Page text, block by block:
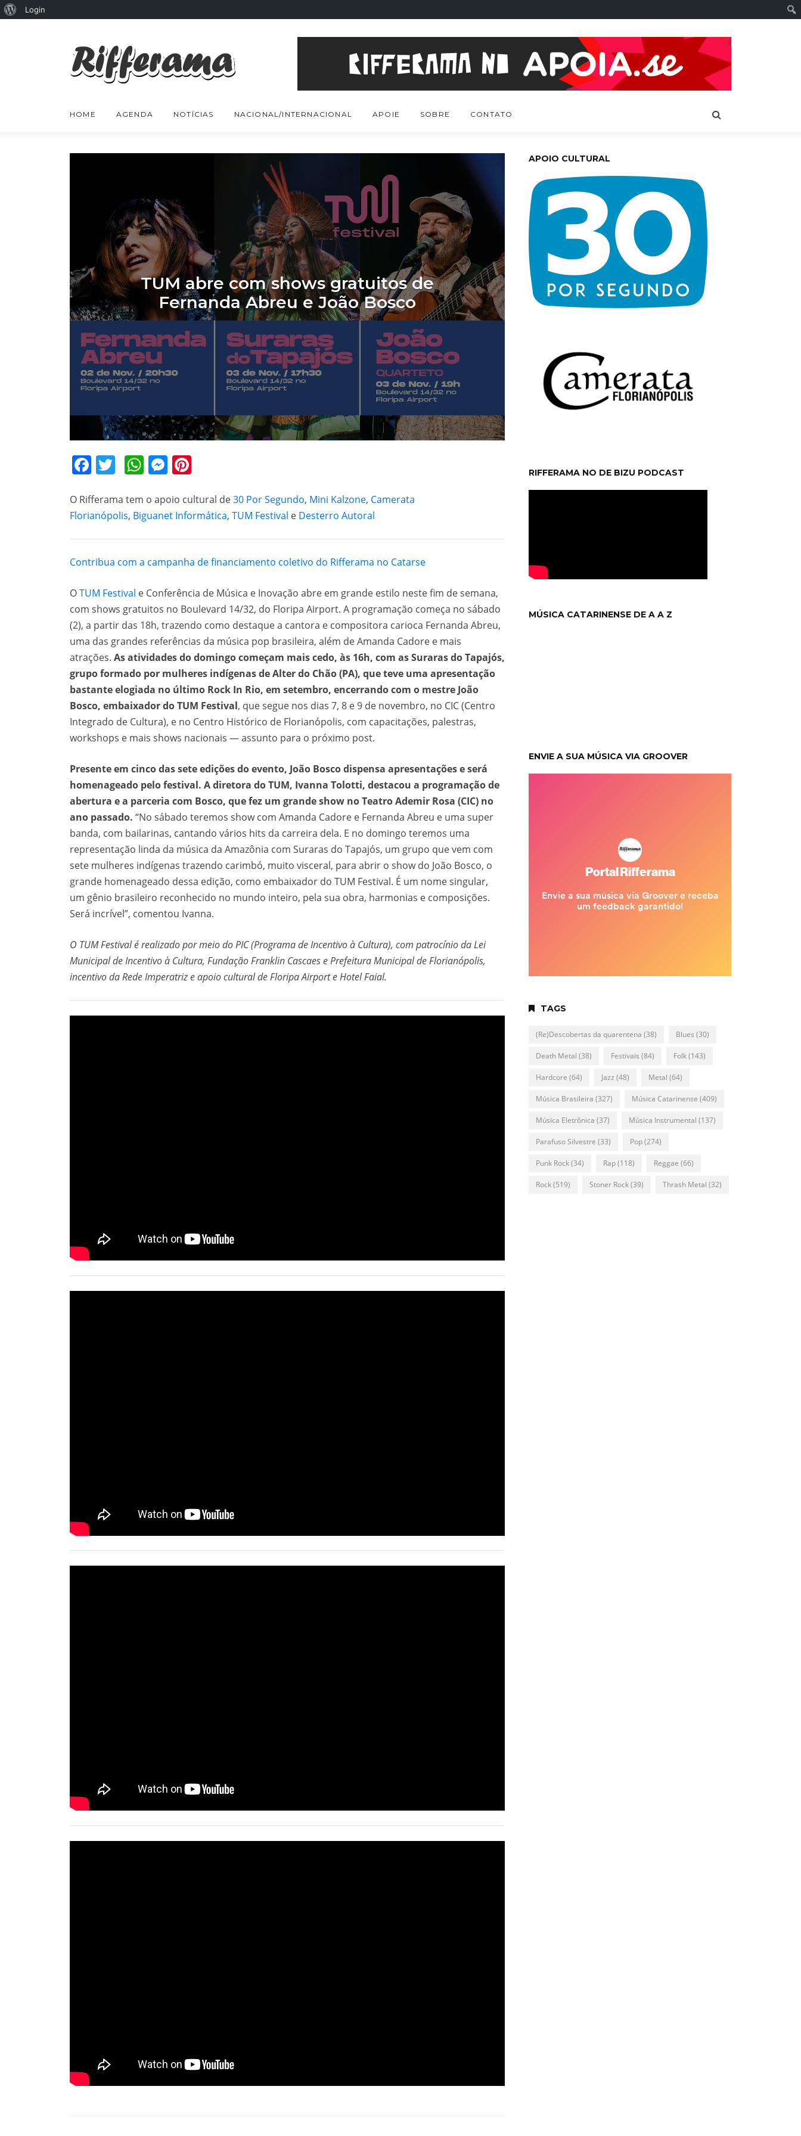
HOME AGENDA NOTÍCIAS NACIONAL/INTERNACIONAL APOIE SOBRE CONTATO
TUM abre com shows gratuitos de
Fernanda Abreu e João Bosco
Facebook
Twitter
WhatsApp
Messenger
O Rifferama tem o apoio cultural de30 Por Segundo, Mini Kalzone, Camerata
Florianópolis, Biguanet Informática, TUM Festival e Desterro Autoral
Contribua com a campanha de financiamento coletivo do Rifferama no Catarse
OTUM Festival e Conferência de Música e Inovação abre em grande estilo neste fim de semana,
com shows gratuitos no Boulevard 14/32, do Floripa Airport. A programação começa no sábado
(2), a partir das 18h, trazendo como destaque a cantora e compositora carioca Fernanda Abreu,
uma das grandes referências da música pop brasileira, além de Amanda Cadore e mais
atrações. As atividades do domingo começam mais cedo, às 16h, com as Suraras do Tapajós,
grupo formado por mulheres indígenas de Alter do Chão (PA), que teve uma apresentação
bastante elogiada no último Rock In Rio, em setembro, encerrando com o mestre João
Bosco, embaixador do TUM Festival, que segue nos dias 7, 8 e 9 de novembro, no CIC (Centro
Integrado de Cultura), e no Centro Histórico de Florianópolis, com capacitações, palestras,
workshops e mais shows nacionais — assunto para o próximo post.
Presente em cinco das sete edições do evento, João Bosco dispensa apresentações e será
homenageado pelo festival. A diretora do TUM, Ivanna Tolotti, destacou a programação de
abertura e a parceria com Bosco, que fez um grande show no Teatro Ademir Rosa (CIC) no
ano passado. “No sábado teremos show com Amanda Cadore e Fernanda Abreu e uma super
banda, com bailarinas, cantando vários hits da carreira dela. E no domingo teremos uma
representação linda da música da Amazônia com Suraras do Tapajós, um grupo que vem com
sete mulheres indígenas trazendo carimbó, muito visceral, para abrir o show do João Bosco, o
grande homenageado dessa edição, como embaixador do TUM Festival. É um nome singular,
um gênio brasileiro reconhecido no mundo inteiro, pela sua obra, harmonias e composições.
Será incrível”, comentou Ivanna.
O TUM Festival é realizado por meio do PIC (Programa de Incentivo à Cultura), com patrocínio da Lei
Municipal de Incentivo à Cultura, Fundação Franklin Cascaes e Prefeitura Municipal de Florianópolis,
incentivo da Rede Imperatriz e apoio cultural de Floripa Airport e Hotel Faial.
APOIO CULTURAL
RIFFERAMA NO DE BIZU PODCAST
MÚSICA CATARINENSE DE A A Z
ENVIE A SUA MÚSICA VIA GROOVER
TAGS
(Re)Descobertas da quarentena (38) Blues (30)
Death Metal (38) Festivais (84) Folk(143)
Hardcore (64) Jazz (48) Metal (64)
Música Brasileira (327) Música Catarinense (409)
Música Eletrônica (37) Música Instrumental (137)
Parafuso Silvestre (33) Pop(274)
Punk Rock(34) Rap(118) Reggae (66)
Rock(519) Stoner Rock(39) Thrash Metal (32)
Sobre
Login